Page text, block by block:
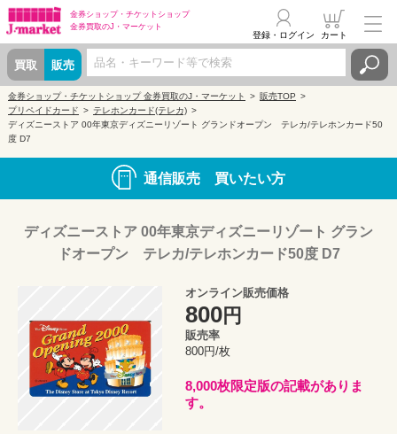
金券ショップ・ チケットショップ
金券買取のJ・マーケット
買取 販売
登録・ログイン カート
金券ショップ・チケットショップ 金券買取のJ・マーケット
販売TOP
プリペイドカード
テレホンカード(テレカ)
ディズニーストア 00年東京ディズニーリゾート グランドオープン テレカ/テレホンカード50
度 D7
通信販売 買いたい方
ディズニーストア 00年東京ディズニーリゾート グラン
ドオープン テレカ/テレホンカード50度 D7
オンライン販売価格
800円
販売率
800円/枚
8,000枚限定版の記載がありま
す。